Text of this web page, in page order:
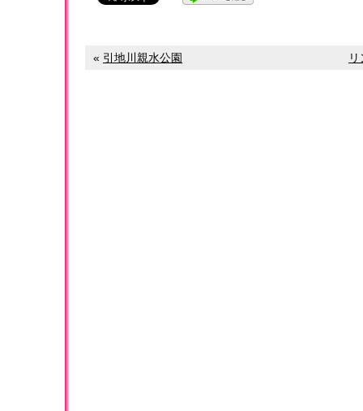
« 引地川親水公園